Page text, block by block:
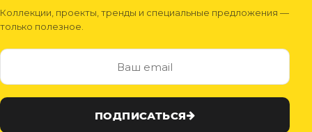
Коллекции, проекты, тренды и специальные предложения —
только полезное.
ПОДПИСАТЬСЯ